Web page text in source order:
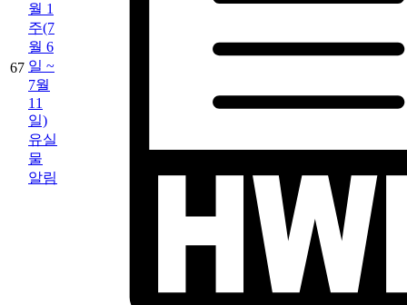
67
월 1
주(7
월 6
일 ~
7월
11
일)
유실
물
알림